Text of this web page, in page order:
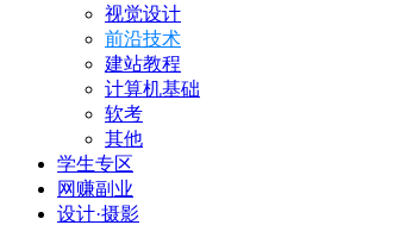
视觉设计
前沿技术
建站教程
计算机基础
软考
其他
学生专区
网赚副业
设计·摄影